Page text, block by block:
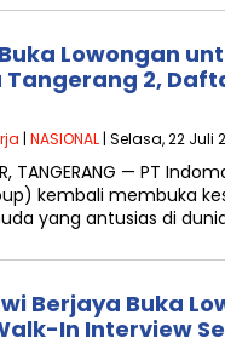
Lowongan
Tangerang 2,
| NASIONAL | Selasa, 22 Juli
TANGERANG — PT
kembali membuka
yang antusias di
Berjaya Buka
In Interview